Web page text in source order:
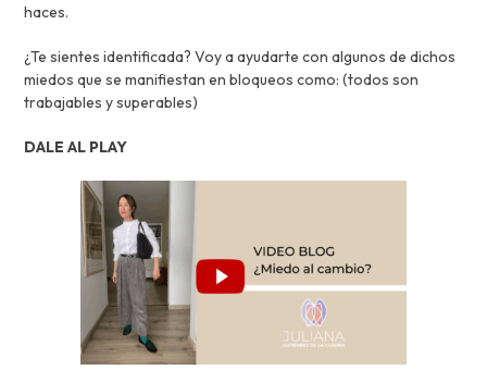
haces.
¿Te sientes identificada? Voy a ayudarte con algunos de dichos
miedos que se manifiestan en bloqueos como: (todos son
trabajables y superables)
DALE AL PLAY